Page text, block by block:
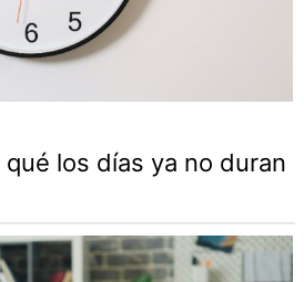
los días ya no duran